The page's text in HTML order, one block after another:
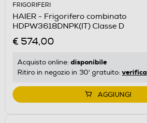
aprirà
il
Calcolatore
di
energetico
di
Youreko.
FRIGORIFERI
HAIER - Frigorifero combinato
HDPW3618DNPK(IT) Classe D
€ 574,00
Acquisto online: disponibile
Ritiro in negozio in 30' gratuito: verifica
AGGIUNGI